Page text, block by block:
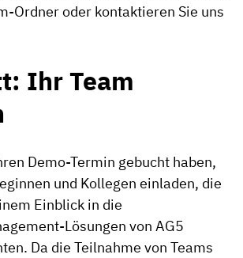
Ordner oder kontaktieren Sie uns
Ihr Team
Demo-Termin gebucht haben,
und Kollegen einladen, die
Einblick in die
Lösungen von AG5
Da die Teilnahme von Teams